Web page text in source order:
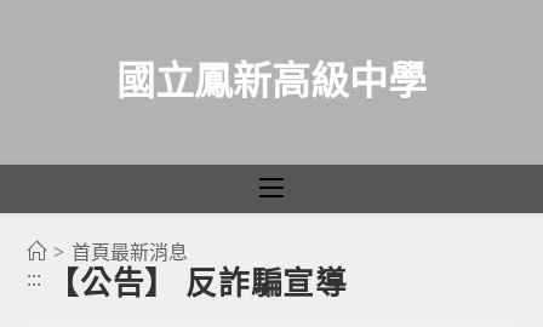
國立鳳新高級中學
> 首頁最新消息
:::
【公告】 反詐騙宣導